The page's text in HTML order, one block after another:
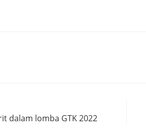
dalam lomba GTK 2022